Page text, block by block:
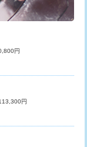
円
円
円
円
円